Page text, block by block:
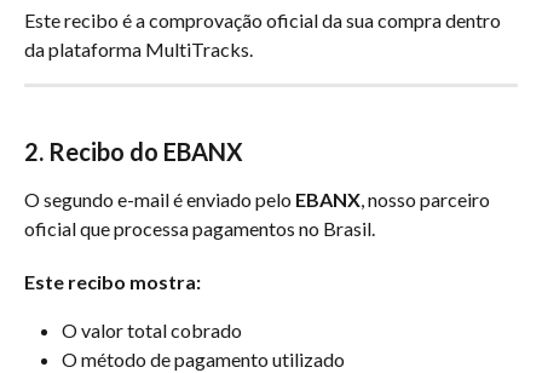
Este recibo é a comprovação oficial da sua compra dentro
da plataforma MultiTracks.
2. Recibo do EBANX
O segundo e-mail é enviado pelo EBANX, nosso parceiro
oficial que processa pagamentos no Brasil.
Este recibo mostra:
O valor total cobrado
O método de pagamento utilizado